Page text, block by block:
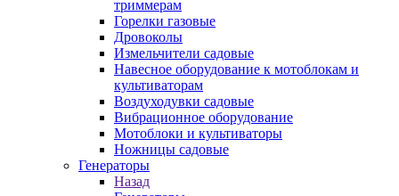
триммерам
Горелки газовые
Дровоколы
Измельчители садовые
Навесное оборудование к мотоблокам и
культиваторам
Воздуходувки садовые
Вибрационное оборудование
Мотоблоки и культиваторы
Ножницы садовые
Генераторы
Назад